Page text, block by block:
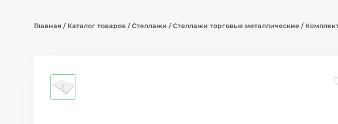
Главная / Каталог товаров /Стеллажи /Стеллажи торговые металлические /